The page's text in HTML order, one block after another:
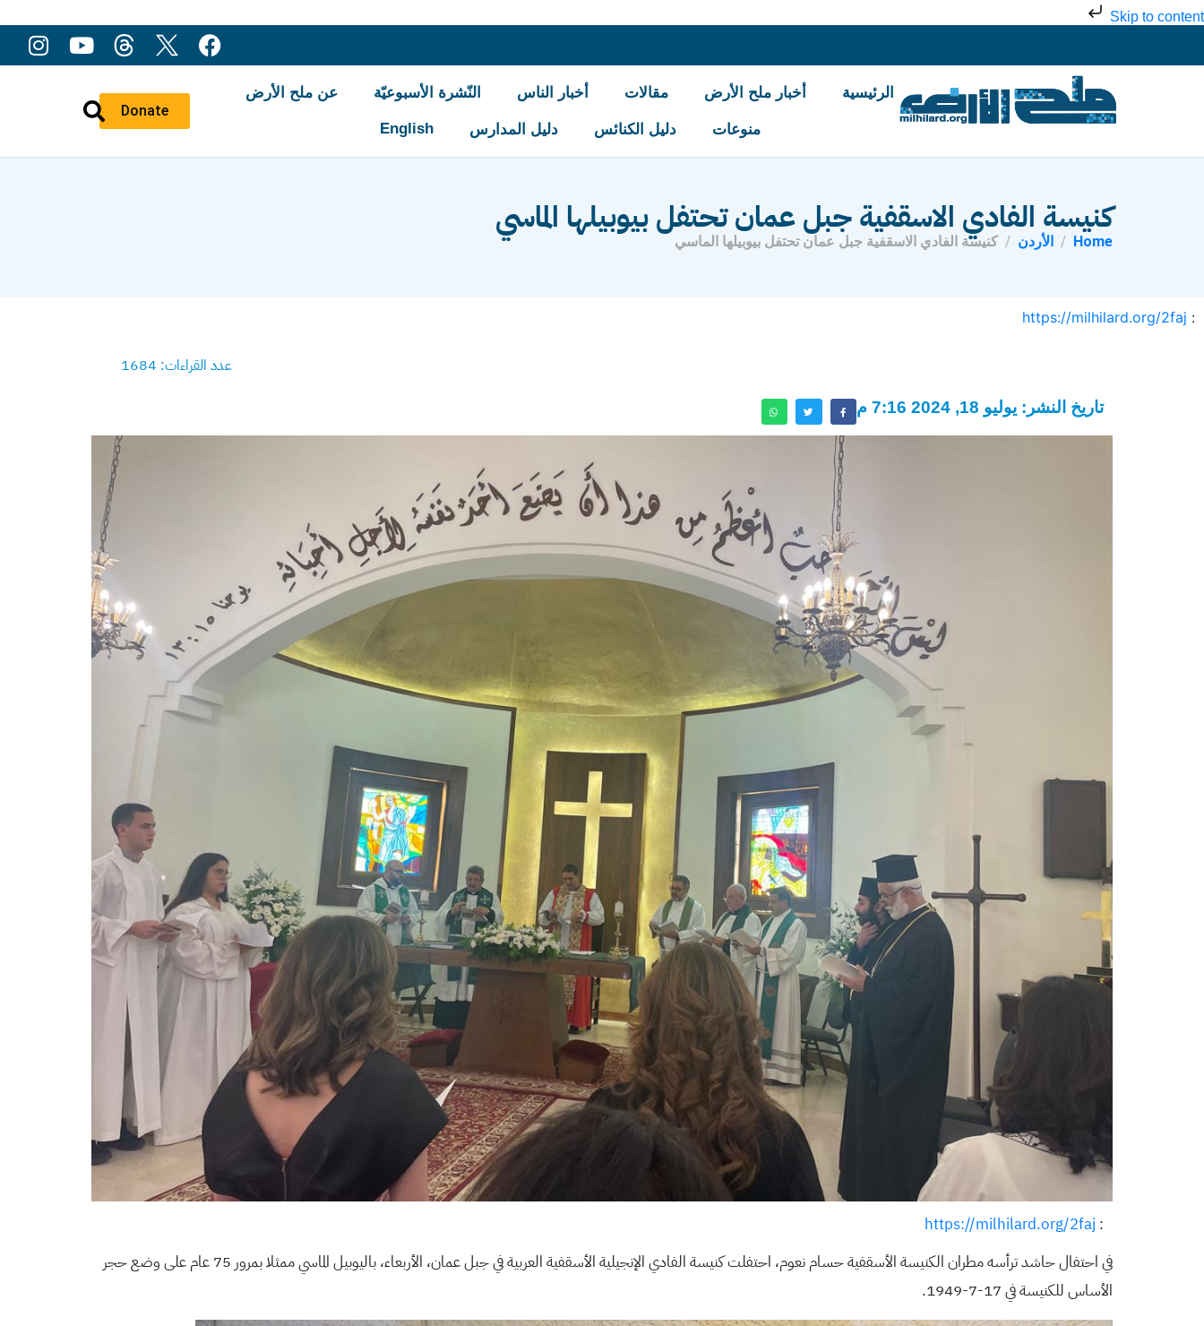
Skip to content
Donate
الرئيسية أخبار ملح الأرض مقالات أخبار الناس النّشرة الأسبوعيّة عن ملح الأرض
منوعات دليل الكنائس دليل المدارس English
كنيسة الفادي الاسقفية جبل عمان تحتفل بيوبيلها الماسي
Home الأردن كنيسة الفادي الاسقفية جبل عمان تحتفل بيوبيلها الماسي
:
https://milhilard.org/2faj
عدد القراءات: 1684
تاريخ النشر: يوليو 18, 2024 7:16 م
:
https://milhilard.org/2faj
في احتفال حاشد ترأسه مطران الكنيسة الأسقفية حسام نعوم، احتفلت كنيسة الفادي الإنجيلية الأسقفية العربية في جبل عمان، الأربعاء، باليوبيل الماسي ممثلا بمرور 75 عام على وضع حجر
الأساس للكنيسة في 17-7-1949.